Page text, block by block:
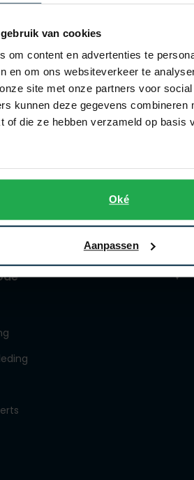
van cookies
om content en advertenties te
en om ons websiteverkeer te
site met onze partners voor
kunnen deze gegevens combineren
of die ze hebben verzameld op basis
Oké
Aanpassen